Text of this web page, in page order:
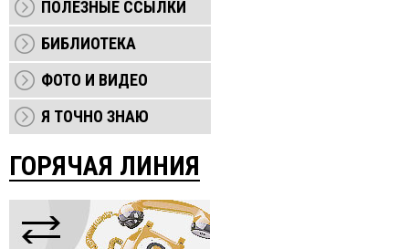
ПОЛЕЗНЫЕ ССЫЛКИ
БИБЛИОТЕКА
ФОТО И ВИДЕО
Я ТОЧНО ЗНАЮ
ГОРЯЧАЯ ЛИНИЯ